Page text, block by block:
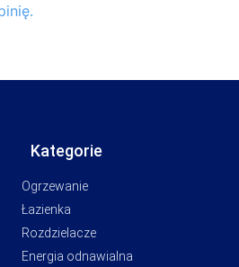
Kategorie
Ogrzewanie
Łazienka
Rozdzielacze
Energia odnawialna